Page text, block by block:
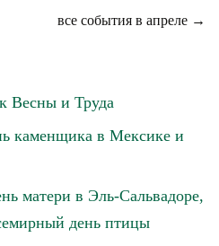
все события в апреле →
Весны и Труда
каменщика в Мексике и
матери в Эль-Сальвадоре,
день птицы